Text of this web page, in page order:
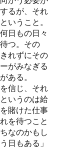
るが、それ
いうこと。
日もの日々
つ。その
れずにその
がみなぎる
ある。
信じ、それ
いうのは給
賭けた仕事
を待つこと
なのかもし
日もある」